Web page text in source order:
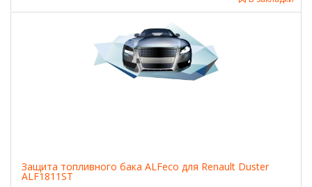
Защита топливного бака ALFeco для Renault Duster
ALF1811ST